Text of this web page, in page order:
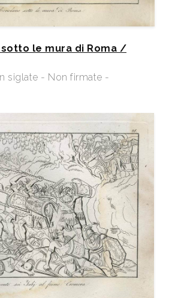
sotto le mura di Roma /
siglate - Non firmate -